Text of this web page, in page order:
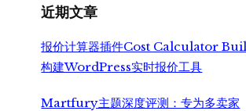
近期文章
报价计算器插件Cost Calculator
构建WordPress实时报价工具
Martfury主题深度评测：专为多卖家